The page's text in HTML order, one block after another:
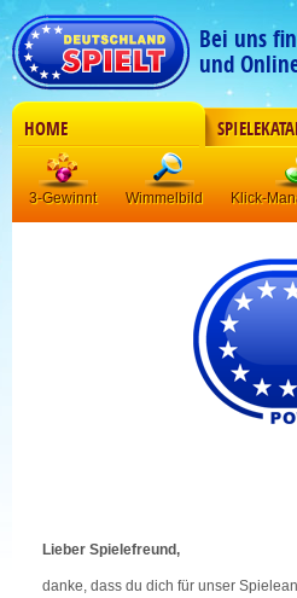
Bei uns
und
HOME
3-Gewinnt Wimmelbild Klick-
Lieber Spielefreund,
danke, dass du dich für unser